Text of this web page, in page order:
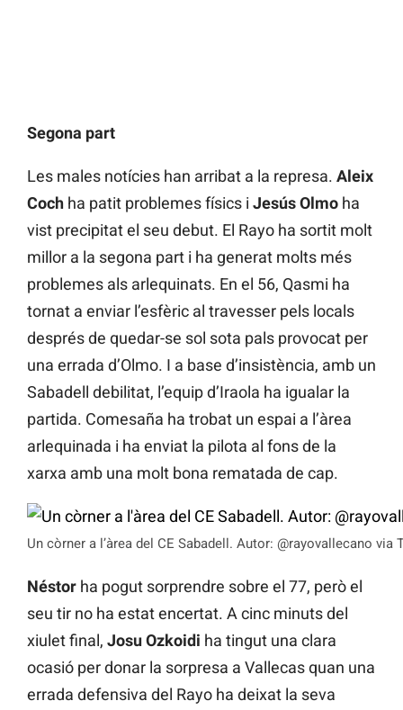
Segona part
Les males notícies han arribat a la represa. Aleix
Coch ha patit problemes físics i Jesús Olmo ha
vist precipitat el seu debut. El Rayo ha sortit molt
millor a la segona part i ha generat molts més
problemes als arlequinats. En el 56, Qasmi ha
tornat a enviar l’esfèric al travesser pels locals
després de quedar-se sol sota pals provocat per
una errada d’Olmo. I a base d’insistència, amb un
Sabadell debilitat, l’equip d’Iraola ha igualar la
partida. Comesaña ha trobat un espai a l’àrea
arlequinada i ha enviat la pilota al fons de la
xarxa amb una molt bona rematada de cap.
Un còrner a l’àrea del CE Sabadell. Autor: @rayovallecano via
Néstor ha pogut sorprendre sobre el 77, però el
seu tir no ha estat encertat. A cinc minuts del
xiulet final, Josu Ozkoidi ha tingut una clara
ocasió per donar la sorpresa a Vallecas quan una
errada defensiva del Rayo ha deixat la seva